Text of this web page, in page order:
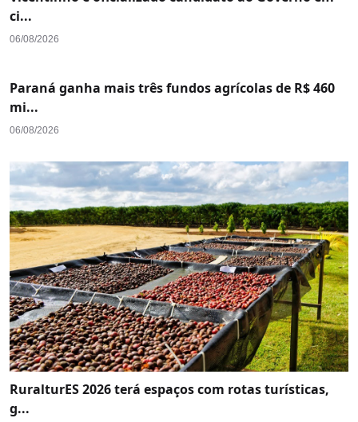
ci...
06/08/2026
Paraná ganha mais três fundos agrícolas de R$ 460
mi...
06/08/2026
RuralturES 2026 terá espaços com rotas turísticas,
g...